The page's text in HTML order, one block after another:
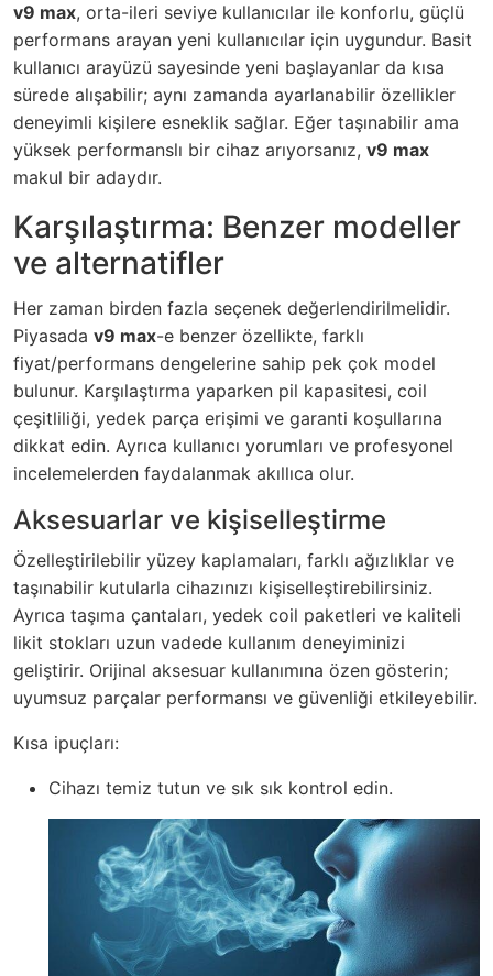
v9 max, orta-ileri seviye kullanıcılar ile konforlu, güçlü
performans arayan yeni kullanıcılar için uygundur. Basit
kullanıcı arayüzü sayesinde yeni başlayanlar da kısa
sürede alışabilir; aynı zamanda ayarlanabilir özellikler
deneyimli kişilere esneklik sağlar. Eğer taşınabilir ama
yüksek performanslı bir cihaz arıyorsanız, v9 max
makul bir adaydır.
Karşılaştırma: Benzer modeller
ve alternatifler
Her zaman birden fazla seçenek değerlendirilmelidir.
Piyasada v9 max-e benzer özellikte, farklı
fiyat/performans dengelerine sahip pek çok model
bulunur. Karşılaştırma yaparken pil kapasitesi, coil
çeşitliliği, yedek parça erişimi ve garanti koşullarına
dikkat edin. Ayrıca kullanıcı yorumları ve profesyonel
incelemelerden faydalanmak akıllıca olur.
Aksesuarlar ve kişiselleştirme
Özelleştirilebilir yüzey kaplamaları, farklı ağızlıklar ve
taşınabilir kutularla cihazınızı kişiselleştirebilirsiniz.
Ayrıca taşıma çantaları, yedek coil paketleri ve kaliteli
likit stokları uzun vadede kullanım deneyiminizi
geliştirir. Orijinal aksesuar kullanımına özen gösterin;
uyumsuz parçalar performansı ve güvenliği etkileyebilir.
Kısa ipuçları:
Cihazı temiz tutun ve sık sık kontrol edin.